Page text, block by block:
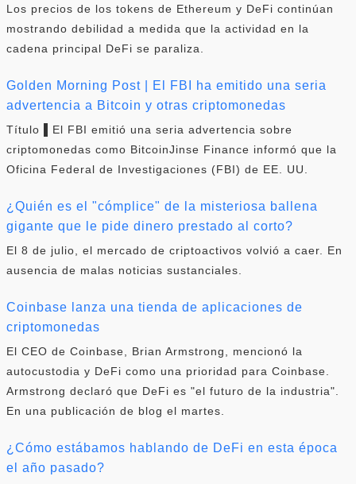
Los precios de los tokens de Ethereum y DeFi continúan
mostrando debilidad a medida que la actividad en la
cadena principal DeFi se paraliza.
Golden Morning Post | El FBI ha emitido una seria
advertencia a Bitcoin y otras criptomonedas
Título ▌El FBI emitió una seria advertencia sobre
criptomonedas como BitcoinJinse Finance informó que la
Oficina Federal de Investigaciones (FBI) de EE. UU.
¿Quién es el "cómplice" de la misteriosa ballena
gigante que le pide dinero prestado al corto?
El 8 de julio, el mercado de criptoactivos volvió a caer. En
ausencia de malas noticias sustanciales.
Coinbase lanza una tienda de aplicaciones de
criptomonedas
El CEO de Coinbase, Brian Armstrong, mencionó la
autocustodia y DeFi como una prioridad para Coinbase.
Armstrong declaró que DeFi es "el futuro de la industria".
En una publicación de blog el martes.
¿Cómo estábamos hablando de DeFi en esta época
el año pasado?